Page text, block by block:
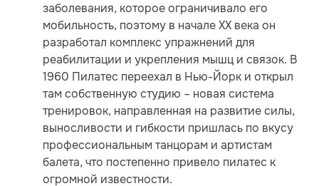
заболевания, которое ограничивало его
мобильность, поэтому в начале XX века он
разработал комплекс упражнений для
реабилитации и укрепления мышц и связок. В
1960 Пилатес переехал в Нью-Йорк и открыл
там собственную студию – новая система
тренировок, направленная на развитие силы,
выносливости и гибкости пришлась по вкусу
профессиональным танцорам и артистам
балета, что постепенно привело пилатес к
огромной известности.